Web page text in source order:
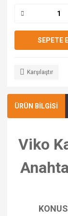
SEPETE
Karşılaştır
ÜRÜN BİLGİSİ
Viko